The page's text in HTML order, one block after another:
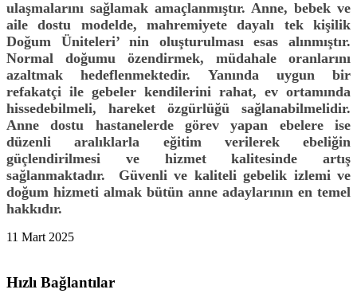
ulaşmalarını sağlamak amaçlanmıştır. Anne, bebek ve
aile dostu modelde, mahremiyete dayalı tek kişilik
Doğum Üniteleri’ nin oluşturulması esas alınmıştır.
Normal doğumu özendirmek, müdahale oranlarını
azaltmak hedeflenmektedir. Yanında uygun bir
refakatçi ile gebeler kendilerini rahat, ev ortamında
hissedebilmeli, hareket özgürlüğü sağlanabilmelidir.
Anne dostu hastanelerde görev yapan ebelere ise
düzenli aralıklarla eğitim verilerek ebeliğin
güçlendirilmesi ve hizmet kalitesinde artış
sağlanmaktadır.
Güvenli ve kaliteli gebelik izlemi ve
doğum hizmeti almak bütün anne adaylarının en temel
hakkıdır.
11 Mart 2025
Hızlı Bağlantılar